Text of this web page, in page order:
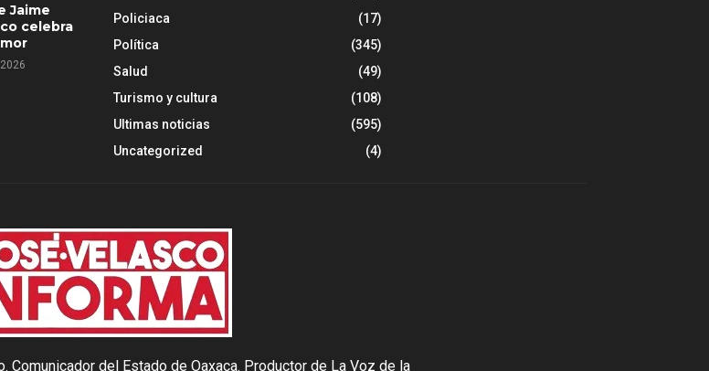
Jaime
celebra
Policiaca
(17)
Política
(345)
Salud
(49)
Turismo y cultura
(108)
Ultimas noticias
(595)
Uncategorized
(4)
del Estado de Oaxaca. Productor de La Voz de la